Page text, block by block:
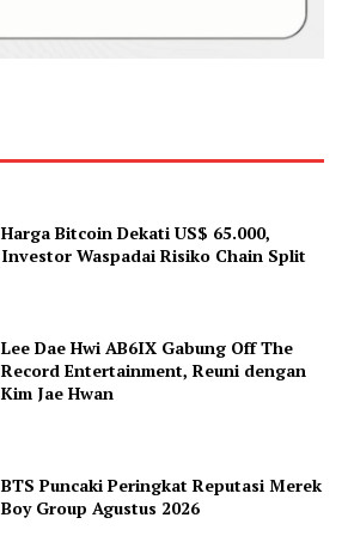
Harga Bitcoin Dekati US$ 65.000,
Investor Waspadai Risiko Chain Split
Lee Dae Hwi AB6IX Gabung Off The
Record Entertainment, Reuni dengan
Kim Jae Hwan
BTS Puncaki Peringkat Reputasi Merek
Boy Group Agustus 2026